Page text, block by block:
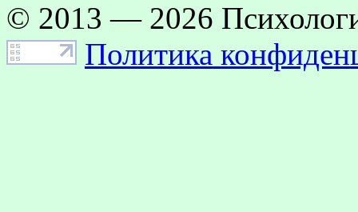
© 2013 — 2026
Политика